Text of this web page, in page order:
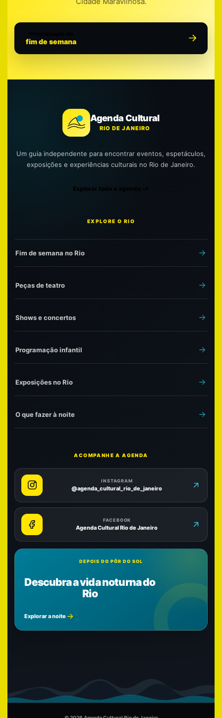
fim de semana
Agenda Cultural
RIO DE JANEIRO
Um guia independente para encontrar eventos, espetáculos,
exposições e experiências culturais no Rio de Janeiro.
Explorar toda a agenda
EXPLORE O RIO
Fim de semana no Rio
Peças de teatro
Shows e concertos
Programação infantil
Exposições no Rio
O que fazer à noite
ACOMPANHE A AGENDA
INSTAGRAM
@agenda_cultural_rio_de_janeiro
FACEBOOK
Agenda Cultural Rio de Janeiro
DEPOIS DO PÔR DO SOL
Descubra a vida noturna do
Rio
Explorar a noite